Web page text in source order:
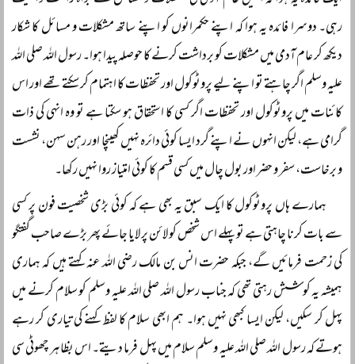
رہی۔ دوسرا فائدہ یہ ہوا کہ اپنے حکمرانوں کو اپنے ساتھ مشکلات و مسائل کا شکار
دیکھ کر عام آدمی میں مشکلات کو برداشت کرنے کا حوصلہ پیدا ہوا۔ رسول اللہ صلی اللہ
علیہ وسلم اگر چاہتے تو اپنے لیے پروٹوکول اور تحفظات کا اہتمام کر سکتے تھے اور اس
کائنات میں پروٹوکول اور تحفظات اگر کسی کا استحقاق ہو سکتا ہے تو وہ انہی کی ذات
گرامی ہے، لیکن انہوں نے اپنے گرد ایسا کوئی دائرہ نہیں کھینچا اور رہن سہن، نشست
و برخاست، سفر و حضر اور بول چال میں کسی قسم کا کوئی امتیاز روا نہیں رکھا۔
ہمارے ہاں پروٹوکول کا ایک سبق یہ بھی ہے کہ کوئی بڑی شخصیت فون پر کسی
سے بات کرنا چاہتی ہے تو پہلے اس شخص کو لائن پر لایا جائے پھر بڑے صاحب گفتگو
کی زحمت فرمائیں گے، جبکہ حضرت انس بن مالک رضی اللہ عنہ کہتے ہیں کہ ہماری
ہمیشہ یہ کوشش رہتی تھی کہ جناب رسول اللہ صلی اللہ علیہ وسلم کو سلام کرنے میں
پہل کر سکیں، لیکن ایسا کبھی نہیں ہوا۔ ہم ابھی سلام کا لفظ کہنے کی تیاری کر رہے
ہوتے کہ رسول اللہ صلی اللہ علیہ وسلم سلام میں پہل فرما دیتے۔ اس بظاہر چھوٹی سی